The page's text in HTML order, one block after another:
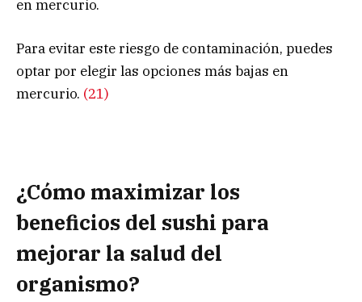
en mercurio.
Para evitar este riesgo de contaminación, puedes
optar por elegir las opciones más bajas en
mercurio. (21)
¿Cómo maximizar los
beneficios del sushi para
mejorar la salud del
organismo?